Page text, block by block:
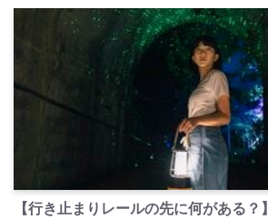
【行き止まりレールの先に何がある